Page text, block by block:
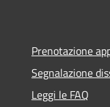
Prenotazione
Segnalazione
Leggi le FAQ